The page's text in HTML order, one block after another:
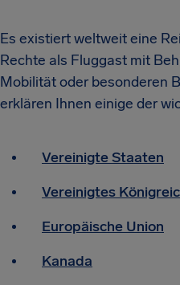
Es existiert weltweit eine
Rechte als Fluggast mit
Mobilität oder besonderen
erklären Ihnen einige der
Vereinigte Staaten
Vereinigtes
Europäische Union
Kanada